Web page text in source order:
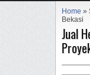
Home »
Bekasi
Jual